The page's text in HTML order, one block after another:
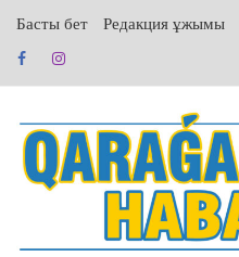
содержанию
Басты бет Редакция ұжымы